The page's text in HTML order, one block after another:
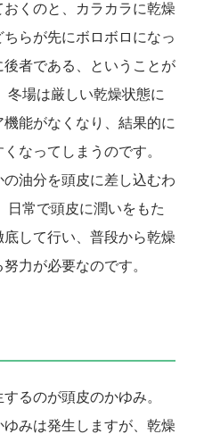
くのと、カラカラに乾燥
らが先にボロボロになっ
者である、ということが
冬場は厳しい乾燥状態に
能がなくなり、結果的に
なってしまうのです。
油分を頭皮に差し込むわ
日常で頭皮に潤いをもた
して行い、普段から乾燥
力が必要なのです。
るのが頭皮のかゆみ。
みは発生しますが、乾燥